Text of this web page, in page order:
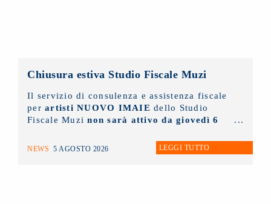
Chiusura estiva Studio Fiscale Muzi
Il servizio di consulenza e assistenza fiscale
per artisti NUOVO IMAIE dello Studio
Fiscale Muzinon sarà attivo da giovedì 6
NEWS 5 AGOSTO 2026 LEGGI TUTTO